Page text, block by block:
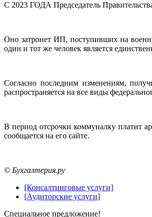
С 2023 ГОДА Председатель
Оно затронет ИП, поступивших на
один и тот же человек является
Согласно последним изменениям,
распространяется на все виды
В период отсрочки коммуналку платит
сообщается на его сайте.
© Бухгалтерия.ру
[Консалтинговые услуги]
[Аудиторские услуги]
Специальное предложение!